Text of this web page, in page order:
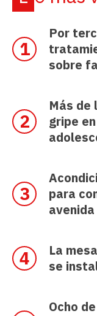
Por
sobre
Más de
gripe
para
La
se
Ocho